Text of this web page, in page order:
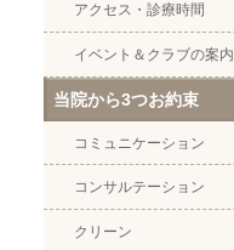
アクセス・診療時間
イベント＆クラブの案内
当院から3つお約束
コミュニケーション
コンサルテーション
クリーン